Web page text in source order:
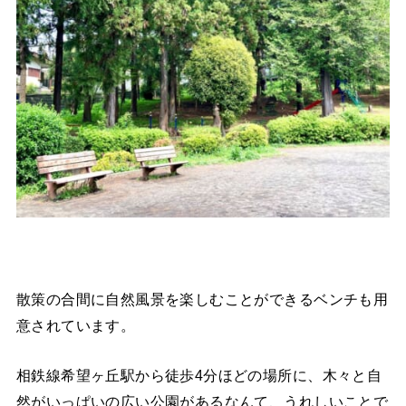
散策の合間に自然風景を楽しむことができるベンチも用
意されています。
相鉄線希望ヶ丘駅から徒歩4分ほどの場所に、木々と自
然がいっぱいの広い公園があるなんて、うれしいことで